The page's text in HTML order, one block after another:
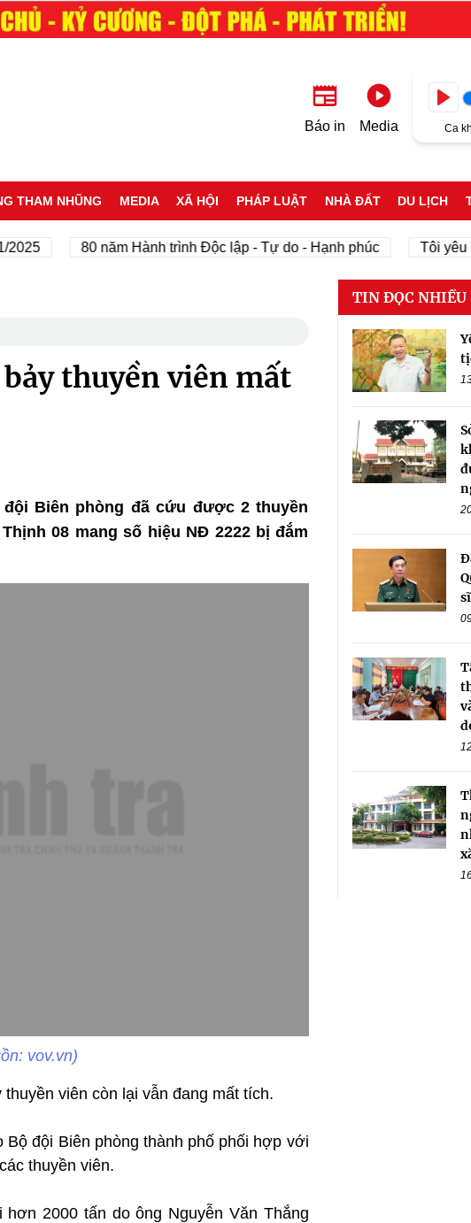
Báo in Media Ca
THAM NHŨNG MEDIA XÃ HỘI PHÁP LUẬT NHÀ ĐẤT DU LỊCH
80 năm Hành trình Độc lập - Tự do - Hạnh phúc Tôi yêu Tổ
thuyền viên mất
Biên phòng đã cứu được 2 thuyền
08 mang số hiệu NĐ 2222 bị đắm
vov.vn)
viên còn lại vẫn đang mất tích.
Bộ đội Biên phòng thành phố phối hợp với
thuyền viên.
2000 tấn do ông Nguyễn Văn Thắng
TIN ĐỌC NHIỀU